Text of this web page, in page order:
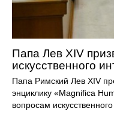
Папа Лев XIV
искусственного
Папа Римский Лев XIV
энциклику «Magnifica
вопросам искусственного